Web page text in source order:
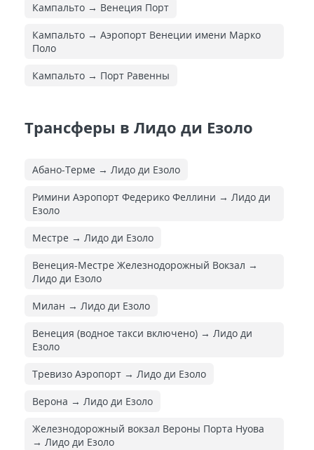
Кампальто → Венеция Порт
Кампальто → Аэропорт Венеции имени Марко
Поло
Кампальто → Порт Равенны
Трансферы в Лидо ди Езоло
Абано-Терме → Лидо ди Езоло
Римини Аэропорт Федерико Феллини → Лидо ди
Езоло
Местре → Лидо ди Езоло
Венеция-Местре Железнодорожный Вокзал →
Лидо ди Езоло
Милан → Лидо ди Езоло
Венеция (водное такси включено) → Лидо ди
Езоло
Тревизо Аэропорт → Лидо ди Езоло
Верона → Лидо ди Езоло
Железнодорожный вокзал Вероны Порта Нуова
→ Лидо ди Езоло